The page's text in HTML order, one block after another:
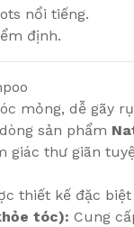
nổi tiếng.
định.
mỏng, dễ gãy
sản phẩm
giác thư giãn
thiết kế đặc
tóc): Cung